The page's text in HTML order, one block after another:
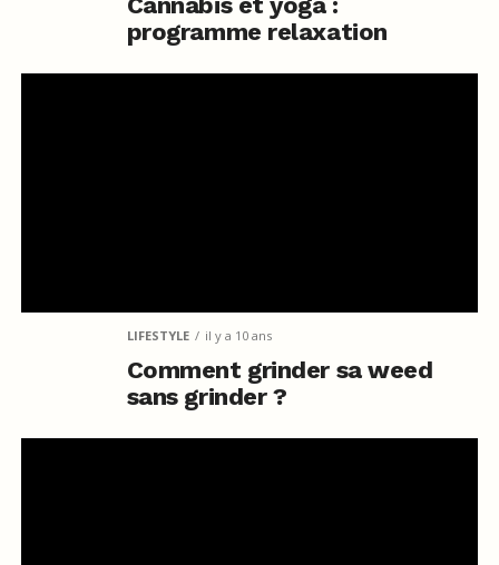
programme relaxation
LIFESTYLE il y a 10 ans
Comment grinder sa weed
sans grinder ?